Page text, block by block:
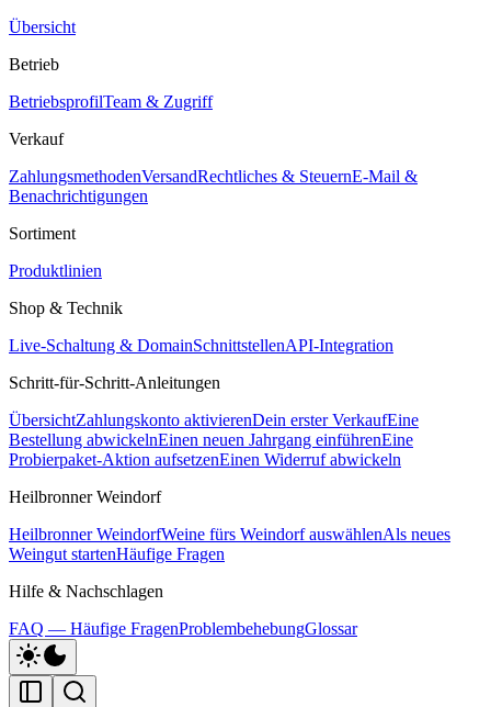
Übersicht
Betrieb
BetriebsprofilTeam & Zugriff
Verkauf
ZahlungsmethodenVersandRechtliches & SteuernE-Mail &
Benachrichtigungen
Sortiment
Produktlinien
Shop & Technik
Live-Schaltung & DomainSchnittstellenAPI-Integration
Schritt-für-Schritt-Anleitungen
ÜbersichtZahlungskonto aktivierenDein erster VerkaufEine
Bestellung abwickelnEinen neuen Jahrgang einführenEine
Probierpaket-Aktion aufsetzenEinen Widerruf abwickeln
Heilbronner Weindorf
Heilbronner WeindorfWeine fürs Weindorf auswählenAls neues
Weingut startenHäufige Fragen
Hilfe & Nachschlagen
FAQ — Häufige FragenProblembehebungGlossar